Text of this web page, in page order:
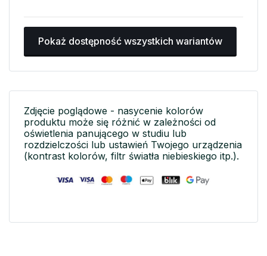
Pokaż dostępność wszystkich wariantów
Zdjęcie poglądowe - nasycenie kolorów
produktu może się różnić w zależności od
oświetlenia panującego w studiu lub
rozdzielczości lub ustawień Twojego urządzenia
(kontrast kolorów, filtr światła niebieskiego itp.).